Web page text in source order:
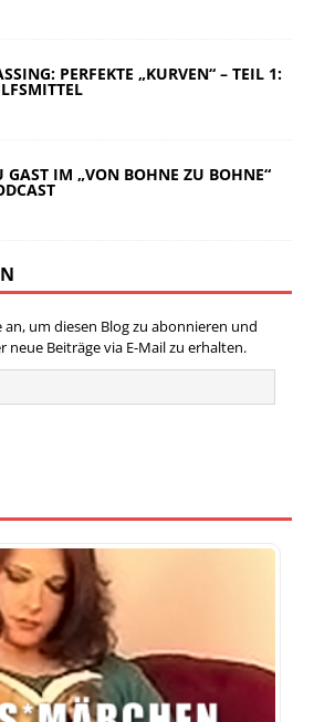
PERFEKTE „KURVEN“ – TEIL 1:
GAST IM „VON BOHNE ZU BOHNE“
an, um diesen Blog zu abonnieren und
neue Beiträge via E-Mail zu erhalten.